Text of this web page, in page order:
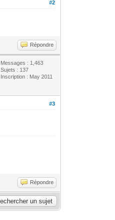
#2
Répondre
Messages : 1,463
Sujets : 137
Inscription : May 2011
#3
Répondre